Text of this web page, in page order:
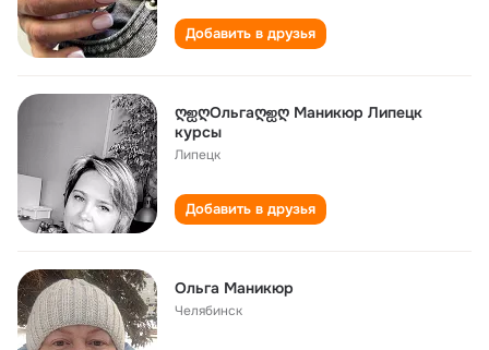
Добавить в друзья
ღஐღОльгаღஐღ Маникюр Липецк
курсы
Липецк
Добавить в друзья
Ольга Маникюр
Челябинск